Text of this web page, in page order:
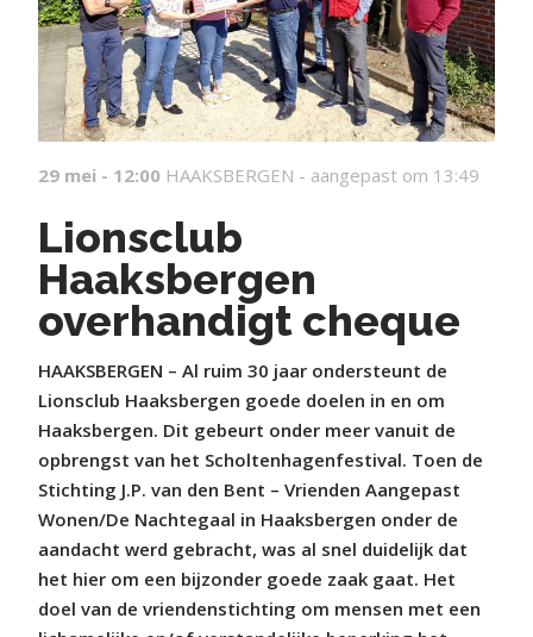
29 mei - 12:00 HAAKSBERGEN - aangepast om 13:49
Lionsclub
Haaksbergen
overhandigt cheque
HAAKSBERGEN – Al ruim 30 jaar ondersteunt de
Lionsclub Haaksbergen goede doelen in en om
Haaksbergen. Dit gebeurt onder meer vanuit de
opbrengst van het Scholtenhagenfestival. Toen de
Stichting J.P. van den Bent – Vrienden Aangepast
Wonen/De Nachtegaal in Haaksbergen onder de
aandacht werd gebracht, was al snel duidelijk dat
het hier om een bijzonder goede zaak gaat. Het
doel van de vriendenstichting om mensen met een